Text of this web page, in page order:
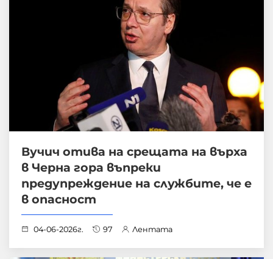
Вучич отива на срещата на върха
в Черна гора въпреки
предупреждение на службите, че е
в опасност
04-06-2026г. 97 Лентата